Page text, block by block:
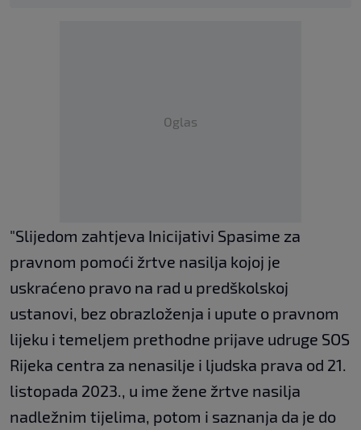
Oglas
"Slijedom zahtjeva Inicijativi Spasime za
pravnom pomoći žrtve nasilja kojoj je
uskraćeno pravo na rad u predškolskoj
ustanovi, bez obrazloženja i upute o pravnom
lijeku i temeljem prethodne prijave udruge SOS
Rijeka centra za nenasilje i ljudska prava od 21.
listopada 2023., u ime žene žrtve nasilja
nadležnim tijelima, potom i saznanja da je do